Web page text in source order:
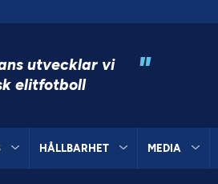
utvecklar vi
elitfotboll
"
HÅLLBARHET MEDIA